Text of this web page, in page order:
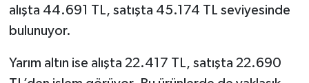
alışta 44.691 TL, satışta 45.174 TL seviyesinde
bulunuyor.
Yarım altın ise alışta 22.417 TL, satışta 22.690